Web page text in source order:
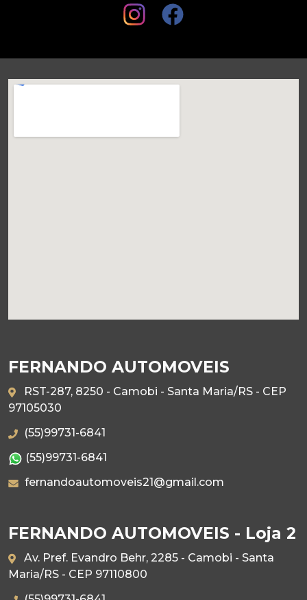
FERNANDO AUTOMOVEIS
RST-287, 8250 - Camobi - Santa Maria/RS - CEP
97105030
(55)99731-6841
(55)99731-6841
fernandoautomoveis21@gmail.com
FERNANDO AUTOMOVEIS - Loja 2
Av. Pref. Evandro Behr, 2285 - Camobi - Santa
Maria/RS - CEP 97110800